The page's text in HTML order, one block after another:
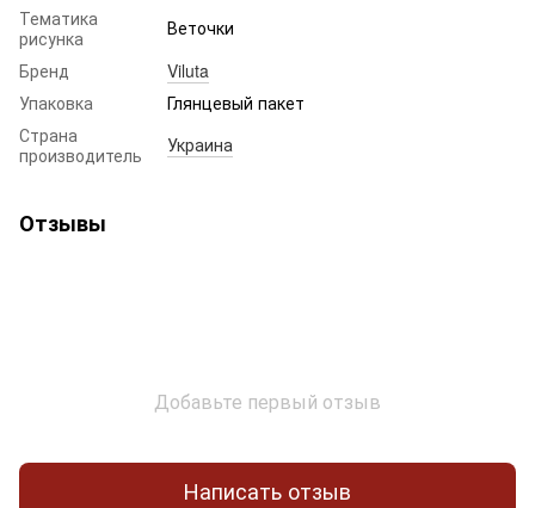
Тематика
рисунка
Веточки
Бренд
Viluta
Упаковка
Глянцевый пакет
Страна
производитель
Украина
Отзывы
Добавьте первый отзыв
Написать отзыв